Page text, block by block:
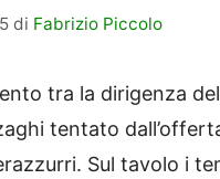
di Fabrizio Piccolo
tra la dirigenza
tentato
Sul tavolo i